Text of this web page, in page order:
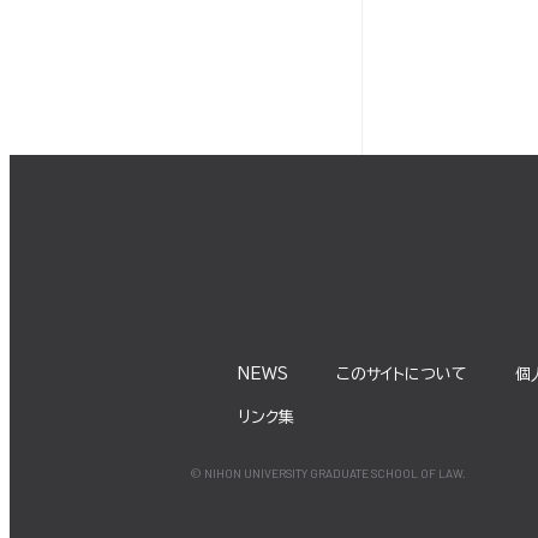
NEWS このサイトについて 個
リンク集
© NIHON UNIVERSITY GRADUATE SCHOOL OF LAW.